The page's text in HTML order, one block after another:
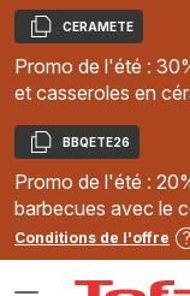
Copier
CERAMETE
Promo de l'été :
et casseroles en
Copier
BBQETE26
Promo de l'été :
barbecues avec le
Conditions de l'offre